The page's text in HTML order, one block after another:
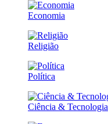
Economia
Religião
Política
Ciência & Tecnologia